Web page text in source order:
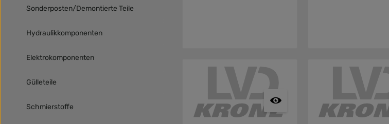
Sonderposten/Demontierte Teile
Hydraulikkomponenten
Elektrokomponenten
Gülleteile
Schmierstoffe